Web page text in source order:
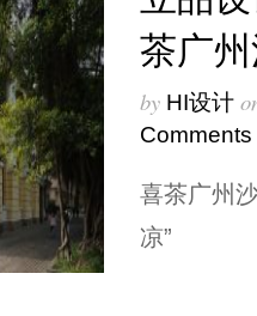
茶广
by HI设计
Comments
喜茶广州
凉”